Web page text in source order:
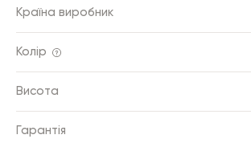
Країна виробник
Колір
Висота
Гарантія